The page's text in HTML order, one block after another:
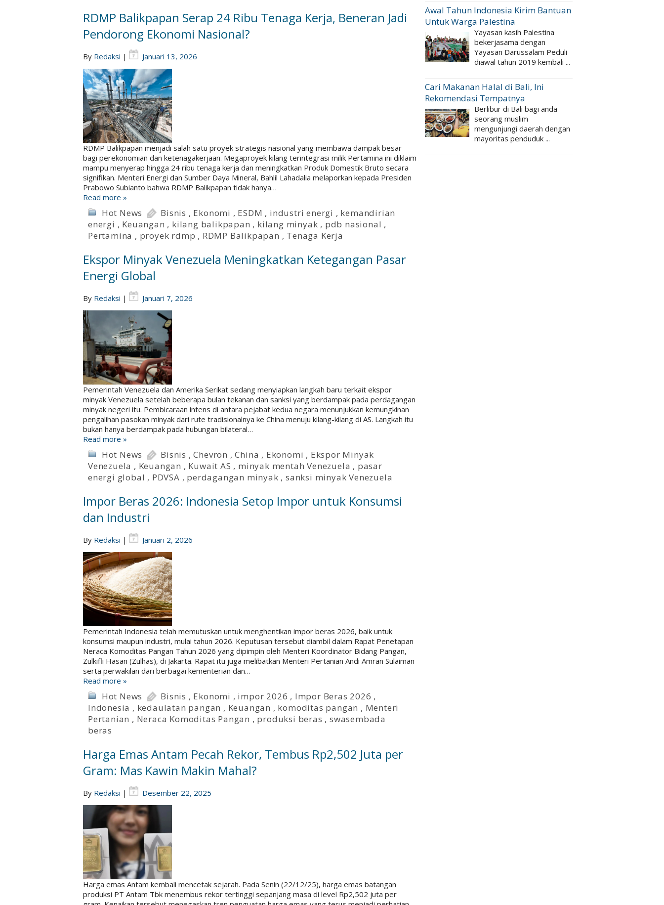
Awal Tahun Indonesia Kirim Bantuan
Untuk Warga Palestina
Yayasan kasih Palestina
bekerjasama dengan
Yayasan Darussalam Peduli
diawal tahun 2019 kembali ...
Cari Makanan Halal di Bali, Ini
Rekomendasi Tempatnya
Berlibur di Bali bagi anda
seorang muslim
mengunjungi daerah dengan
mayoritas penduduk ...
RDMP Balikpapan Serap 24 Ribu Tenaga Kerja, Beneran Jadi
Pendorong Ekonomi Nasional?
By Redaksi | Januari 13, 2026
RDMP Balikpapan menjadi salah satu proyek strategis nasional yang membawa dampak besar
bagi perekonomian dan ketenagakerjaan. Megaproyek kilang terintegrasi milik Pertamina ini diklaim
mampu menyerap hingga 24 ribu tenaga kerja dan meningkatkan Produk Domestik Bruto secara
signifikan. Menteri Energi dan Sumber Daya Mineral, Bahlil Lahadalia melaporkan kepada Presiden
Prabowo Subianto bahwa RDMP Balikpapan tidak hanya…
Read more »
Hot News Bisnis , Ekonomi , ESDM , industri energi , kemandirian
energi , Keuangan , kilang balikpapan , kilang minyak , pdb nasional ,
Pertamina , proyek rdmp , RDMP Balikpapan , Tenaga Kerja
Ekspor Minyak Venezuela Meningkatkan Ketegangan Pasar
Energi Global
By Redaksi | Januari 7, 2026
Pemerintah Venezuela dan Amerika Serikat sedang menyiapkan langkah baru terkait ekspor
minyak Venezuela setelah beberapa bulan tekanan dan sanksi yang berdampak pada perdagangan
minyak negeri itu. Pembicaraan intens di antara pejabat kedua negara menunjukkan kemungkinan
pengalihan pasokan minyak dari rute tradisionalnya ke China menuju kilang-kilang di AS. Langkah itu
bukan hanya berdampak pada hubungan bilateral…
Read more »
Hot News Bisnis ,Chevron ,China , Ekonomi , Ekspor Minyak
Venezuela , Keuangan , Kuwait AS , minyak mentah Venezuela , pasar
energi global , PDVSA , perdagangan minyak ,sanksi minyak Venezuela
Impor Beras 2026: Indonesia Setop Impor untuk Konsumsi
dan Industri
By Redaksi | Januari 2, 2026
Pemerintah Indonesia telah memutuskan untuk menghentikan impor beras 2026, baik untuk
konsumsi maupun industri, mulai tahun 2026. Keputusan tersebut diambil dalam Rapat Penetapan
Neraca Komoditas Pangan Tahun 2026 yang dipimpin oleh Menteri Koordinator Bidang Pangan,
Zulkifli Hasan (Zulhas), di Jakarta. Rapat itu juga melibatkan Menteri Pertanian Andi Amran Sulaiman
serta perwakilan dari berbagai kementerian dan…
Read more »
Hot News Bisnis , Ekonomi , impor 2026 , Impor Beras 2026 ,
Indonesia , kedaulatan pangan , Keuangan , komoditas pangan , Menteri
Pertanian , Neraca Komoditas Pangan , produksi beras ,swasembada
beras
Harga Emas Antam Pecah Rekor, Tembus Rp2,502 Juta per
Gram: Mas Kawin Makin Mahal?
By Redaksi | Desember 22, 2025
Harga emas Antam kembali mencetak sejarah. Pada Senin (22/12/25), harga emas batangan
produksi PT Antam Tbk menembus rekor tertinggi sepanjang masa di level Rp2,502 juta per